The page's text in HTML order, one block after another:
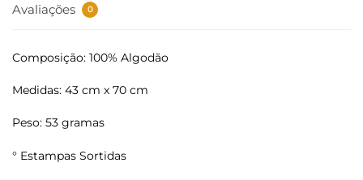
Avaliações 0
Composição: 100% Algodão
Medidas: 43 cm x 70 cm
Peso: 53 gramas
° Estampas Sortidas